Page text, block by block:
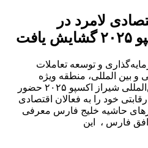
لامرد در
و توسعه تعاملات
و بین المللی، منطقه ویژه
اقتصادی لامرد در نمایشگاه بین‌المللی شیراز اکسپو ۲۰۲۵ حضور
خود را به فعالان اقتصادی
کشورهای حاشیه خلیج فارس معرفی
فارس ، این